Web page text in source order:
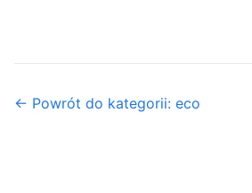
← Powrót do kategorii: eco